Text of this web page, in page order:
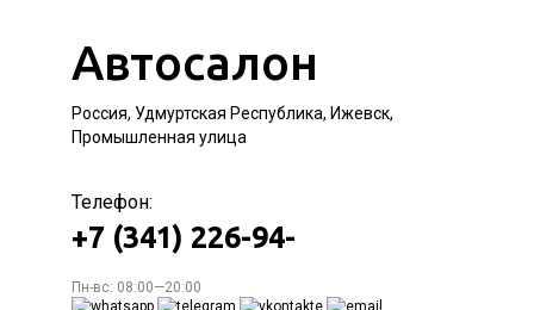
Автосалон
Россия, Удмуртская Республика, Ижевск,
Промышленная улица
Телефон:
+7 (341) 226-94-
Пн-вс: 08:00—20:00